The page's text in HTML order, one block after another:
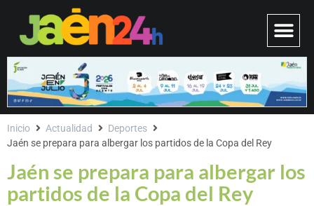
Jaén se prepara para albergar los
partidos de la Copa del Rey
Inicio Actualidad
Deportes
Jaén se prepara para albergar los partidos de la Copa del Rey